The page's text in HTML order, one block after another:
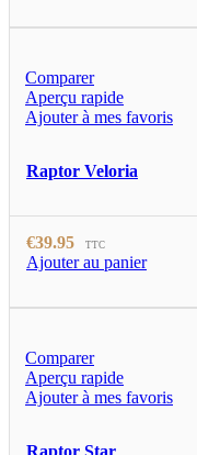
Comparer
Aperçu rapide
Ajouter à mes favoris
Raptor Veloria
€39.95 TTC
Ajouter au panier
Comparer
Aperçu rapide
Ajouter à mes favoris
Raptor Star